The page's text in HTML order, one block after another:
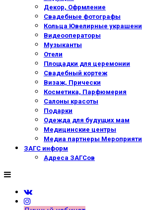
Декор, Офрмление
Свадебные фотографы
Кольца Ювелирные
Видеооператоры
Музыканты
Отели
Площадки для церемонии
Свадебный кортеж
Визаж, Прически
Косметика, Парфюмерия
Салоны красоты
Подарки
Одежда для будущих мам
Медицинские центры
Медиа партнеры
ЗАГС информ
Адреса ЗАГСов